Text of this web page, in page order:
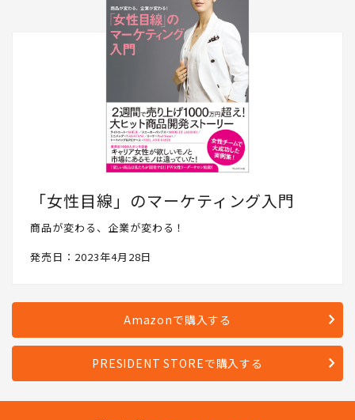
「女性目線」のマーケティング入門
商品が変わる、企業が変わる！
発売日：2023年4月28日
Amazonで購入する
PRESIDENT STOREで購入する